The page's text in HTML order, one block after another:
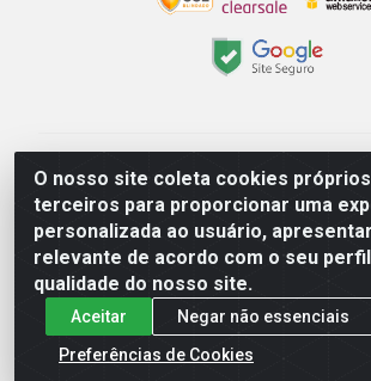
O nosso site coleta cookies
terceiros para proporcionar uma
personalizada ao usuário,
relevante de acordo com o seu
qualidade do nosso site.
Aceitar
Negar não essenciais
Preferências de Cookies
Padeirão Comércio de Produtos Para
- Rodovia Empresario João Santos Filho,
02 - Muribeca, Jaboatão dos
54.350-100 - CNPJ 03.042.263/